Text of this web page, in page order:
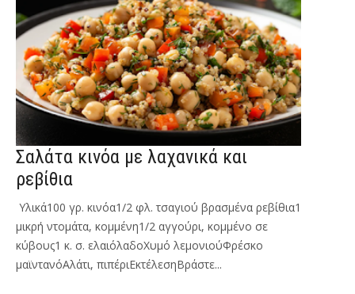
Σαλάτα κινόα με λαχανικά και
ρεβίθια
Υλικά100 γρ. κινόα1/2 φλ. τσαγιού βρασμένα ρεβίθια1
μικρή ντομάτα, κομμένη1/2 αγγούρι, κομμένο σε
κύβους1 κ. σ. ελαιόλαδοΧυμό λεμονιούΦρέσκο
μαϊντανόΑλάτι, πιπέριΕκτέλεσηΒράστε...